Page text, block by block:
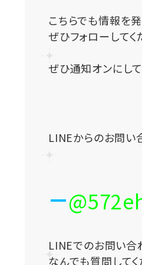
こちらでも情報を
ぜひフォローしてく
ぜひ通知オンにし
LINEからのお問い
LINEでのお問い合
なんでも質問して